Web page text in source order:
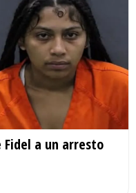
Fidel a un arresto